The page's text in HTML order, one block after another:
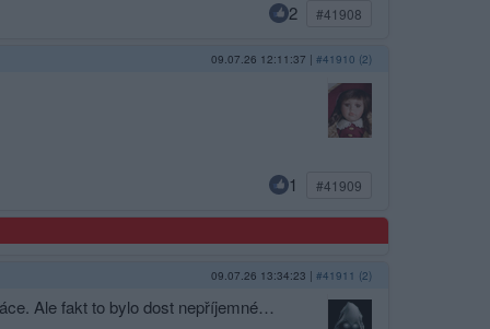
2 #41908
09.07.26 12:11:37 | #41910 (2)
1 #41909
09.07.26 13:34:23 | #41911 (2)
Ale fakt to bylo dost nepříjemné…